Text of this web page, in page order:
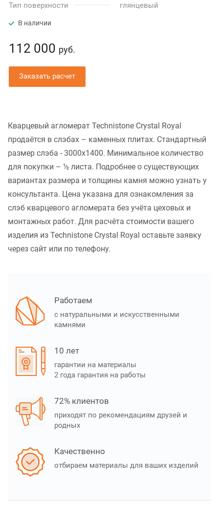
Тип поверхности
глянцевый
В наличии
112 000 руб.
Заказать расчет
Кварцевый агломерат Technistone Crystal Royal
продаётся в слэбах – каменных плитах. Стандартный
размер слэба - 3000x1400. Минимальное количество
для покупки – ½ листа. Подробнее о существующих
вариантах размера и толщины камня можно узнать у
консультанта. Цена указана для ознакомления за
слэб кварцевого агломерата без учёта цеховых и
монтажных работ. Для расчёта стоимости вашего
изделия из Technistone Crystal Royal оставьте заявку
через сайт или по телефону.
Работаем
с натуральными и искусственными
камнями
10 лет
гарантии на материалы
2 года гарантия на работы
72% клиентов
приходят по рекомендациям друзей и
родных
Качественно
отбираем материалы для ваших изделий